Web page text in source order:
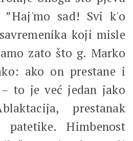
sad! Svi k'o
koji misle
zato što g. Marko
ako on prestane i
to je već jedan jako
prestanak
Himbenost